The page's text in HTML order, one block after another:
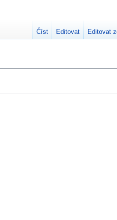
Číst Editovat Editovat